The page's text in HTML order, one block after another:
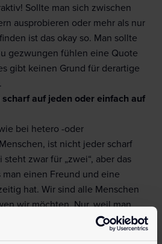
Sollte man sich zwischen
ausprobieren oder mehr als nur
ist das okay so. Man sollte
gezwungen fühlen eine Quote
gibt keinen Grund für derartige
scharf auf jeden oder einfach auf
bei hetero -oder
ist nicht jeder scharf
steht zwar für „zwei“, aber das
man einen Freund und eine
hat. Wir sind alle Menschen
wir möchten. Nur, weil man
definiert, heißt das eben
jede Frau und jeden Mann